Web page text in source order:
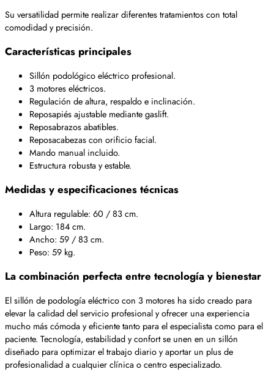
Su versatilidad permite realizar diferentes tratamientos con total
comodidad y precisión.
Características principales
Sillón podológico eléctrico profesional.
3 motores eléctricos.
Regulación de altura, respaldo e inclinación.
Reposapiés ajustable mediante gaslift.
Reposabrazos abatibles.
Reposacabezas con orificio facial.
Mando manual incluido.
Estructura robusta y estable.
Medidas y especificaciones técnicas
Altura regulable: 60 / 83 cm.
Largo: 184 cm.
Ancho: 59 / 83 cm.
Peso: 59 kg.
La combinación perfecta entre tecnología y bienestar
El sillón de podología eléctrico con 3 motores ha sido creado para
elevar la calidad del servicio profesional y ofrecer una experiencia
mucho más cómoda y eficiente tanto para el especialista como para el
paciente. Tecnología, estabilidad y confort se unen en un sillón
diseñado para optimizar el trabajo diario y aportar un plus de
profesionalidad a cualquier clínica o centro especializado.